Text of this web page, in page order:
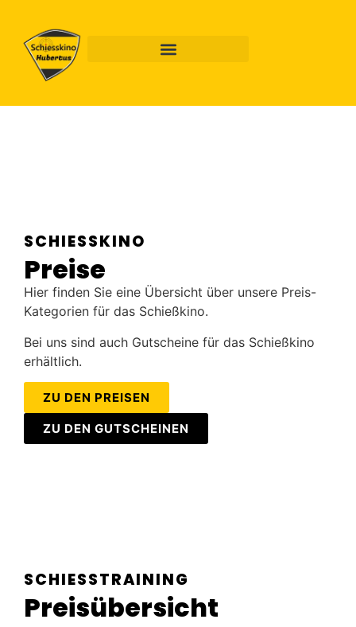
SCHIESSKINO
Preise
Hier finden Sie eine Übersicht über unsere Preis-
Kategorien für das Schießkino.
Bei uns sind auch Gutscheine für das Schießkino
erhältlich.
ZU DEN PREISEN
ZU DEN GUTSCHEINEN
SCHIESSTRAINING
Preisübersicht